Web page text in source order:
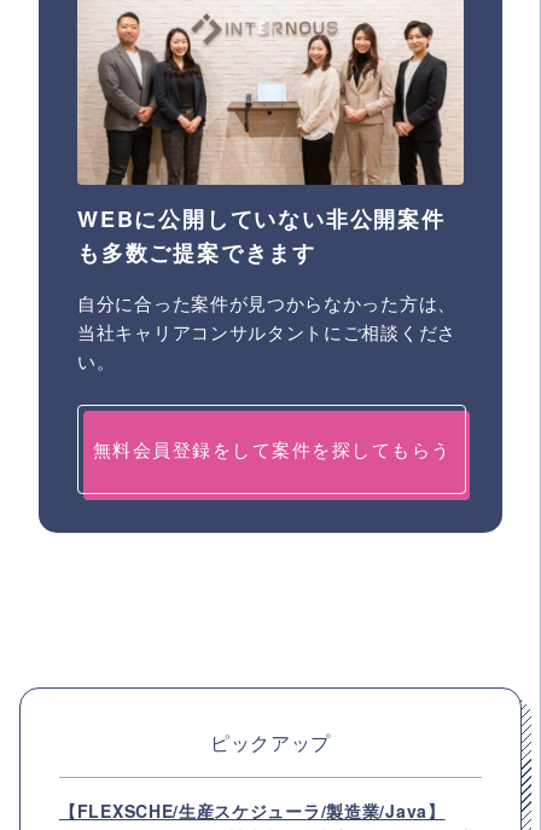
WEBに公開していない非公開案件
も多数ご提案できます
自分に合った案件が見つからなかった方は、
当社キャリアコンサルタントにご相談くださ
い。
無料会員登録をして案件を探してもらう
ピックアップ
【FLEXSCHE/生産スケジューラ/製造業/Java】